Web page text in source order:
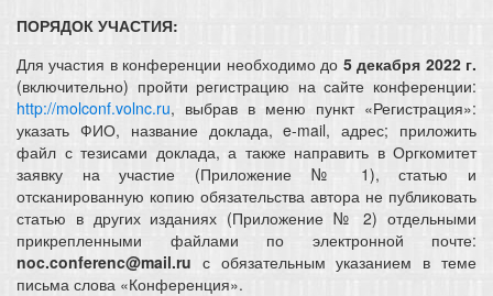
ПОРЯДОК УЧАСТИЯ:
Для участия в конференции необходимо до 5 декабря 2022 г.
(включительно) пройти регистрацию на сайте конференции:
http://molconf.volnc.ru, выбрав в меню пункт «Регистрация»:
указать ФИО, название доклада, e-mail, адрес; приложить
файл с тезисами доклада, а также направить в Оргкомитет
заявку на участие (Приложение № 1), статью и
отсканированную копию обязательства автора не публиковать
статью в других изданиях (Приложение № 2) отдельными
прикрепленными файлами по электронной почте:
noc.conferenc@mail.ru с обязательным указанием в теме
письма слова «Конференция».